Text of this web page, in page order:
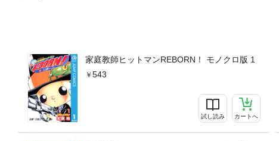
家庭教師ヒットマンREBORN！ モノクロ版 1
543
試し読み カートへ